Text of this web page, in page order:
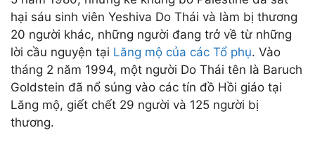
hại sáu sinh viên Yeshiva Do Thái và làm bị thương
20 người khác, những người đang trở về từ những
lời cầu nguyện tại Lăng mộ của các Tổ phụ. Vào
tháng 2 năm 1994, một người Do Thái tên là Baruch
Goldstein đã nổ súng vào các tín đồ Hồi giáo tại
Lăng mộ, giết chết 29 người và 125 người bị
thương.